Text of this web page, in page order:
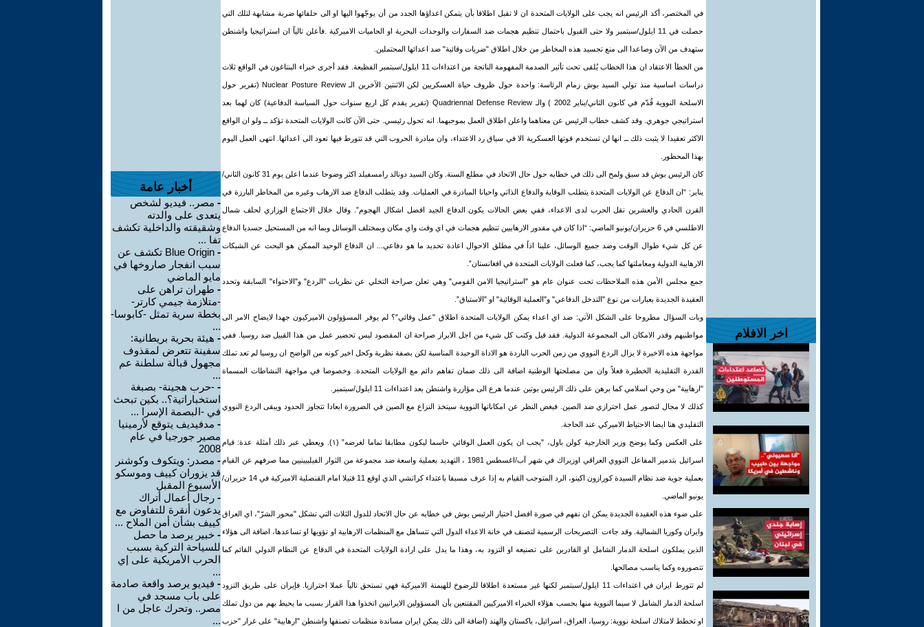
اخر الافلام
في المختصر، أكد الرئيس انه يجب على الولايات المتحدة ان لا تقبل اطلاقا بأن يتمكن اعداؤها الجدد من أن يوجّهوا اليها او الى حلفائها ضربة مشابهة لتلك التي
حصلت في 11 ايلول/سبتمبر ولا حتى القبول باحتمال تنظيم هجمات ضد السفارات والوحدات البحرية او الحاميات الاميركية .فأعلن تالياً ان استراتيجيا واشنطن
ستهدف من الآن وصاعدا الى منع تجسيد هذه المخاطر من خلال اطلاق "ضربات وقائية" ضد اعدائها المحتملين.
من الخطأ الاعتقاد ان هذا الخطاب يُلقى تحت تأثير الصدمة المفهومة الناتجة من اعتداءات 11 ايلول/سبتمبر الفظيعة. فقد أجرى خبراء البنتاغون في الواقع ثلاث
دراسات اساسية منذ تولي السيد بوش زمام الرئاسة: واحدة حول ظروف حياة العسكريين لكن الاثنتين الآخرين الـ Nuclear Posture Review (تقرير حول
الاسلحة النووية قُدّم في كانون الثاني/يناير 2002 ) والـ Quadriennal Defense Review (تقرير يقدم كل اربع سنوات حول السياسة الدفاعية) كان لهما بعد
استراتيجي جوهري. وقد كشف خطاب الرئيس عن معناهما واعلن اطلاق العمل بموجبهما. انه تحول رئيسي. حتى الآن كانت الولايات المتحدة تؤكد ــ ولو ان الواقع
الاكثر تعقيدا لا يثبت ذلك ــ انها لن تستخدم قوتها العسكرية الا في سياق رد الاعتداء، وان مبادرة الحروب التي قد تتورط فيها تعود الى اعدائها. انتهى العمل اليوم
بهذا المحظور.
كان الرئيس بوش قد سبق ولمح الى ذلك في خطابه حول حال الاتحاد في مطلع السنة. وكان السيد دونالد رامسفيلد اكثر وضوحا عندما اعلن يوم 31 كانون الثاني/
يناير: “ان الدفاع عن الولايات المتحدة يتطلب الوقاية والدفاع الذاتي واحيانا المبادرة في العمليات. وقد يتطلب الدفاع ضد الارهاب وغيره من المخاطر البارزة في
القرن الحادي والعشرين نقل الحرب لدى الاعداء، ففي بعض الحالات يكون الدفاع الجيد افضل اشكال الهجوم”. وقال خلال الاجتماع الوزاري لحلف شمال
الاطلسي في 6 حزيران/يونيو الماضي: “اذا كان في مقدور الارهابيين تنظيم هجمات في اي وقت واي مكان وبمختلف الوسائل وبما انه من المستحيل جسديا الدفاع
عن كل شيء طوال الوقت وضد جميع الوسائل، علينا اذاً في مطلق الاحوال اعادة تحديد ما هو دفاعي... ان الدفاع الوحيد الممكن هو البحث عن الشبكات
الارهابية الدولية ومعاملتها كما يجب، كما فعلت الولايات المتحدة في افغانستان”.
جمع مجلس الأمن هذه الملاحظات تحت عنوان عام هو "استراتيجيا الامن القومي" وهي تعلن صراحة التخلي عن نظريات "الردع" و"الاحتواء" السابقة وتحدد
العقيدة الجديدة بعبارات من نوع "التدخل الدفاعي" و"العملية الوقائية" او "الاستباق”.
وبات السؤال مطروحا على الشكل الآتي: ضد اي اعداء يمكن الولايات المتحدة اطلاق "عمل وقائي"؟ لم يوفر المسؤولون الاميركيون جهدا لايضاح الامر الى
مواطنيهم وقدر الامكان الى المجموعة الدولية. فقد قيل وكتب كل شيء من اجل الابراز صراحة ان المقصود ليس تحضير عمل من هذا القبيل ضد روسيا. ففي
مواجهة هذه الاخيرة لا يزال الردع النووي من زمن الحرب الباردة هو الاداة الوحيدة المناسبة لكن بصفة نظرية وكحل اخير كونه من الواضح ان روسيا لم تعد تملك
القدرة التقليدية الخطيرة فعلاً وان من مصلحتها الوطنية اضافة الى ذلك ضمان تفاهم دائم مع الولايات المتحدة. وخصوصا في مواجهة النشاطات المسماة
"ارهابية" من وحي اسلامي كما برهن على ذلك الرئيس بوتين عندما هرع الى مؤازرة واشنطن بعد اعتداءات 11 ايلول/سبتمبر.
كذلك لا مجال لتصور عمل احترازي ضد الصين. فبغض النظر عن امكاناتها النووية سيتخذ النزاع مع الصين في الضرورة ابعادا تتجاوز الحدود ويبقى الردع النووي
التقليدي هنا ايضا الاحتياط الاميركي عند الحاجة.
على العكس وكما يوضح وزير الخارجية كولن باول، "يجب ان يكون العمل الوقائي حاسما ليكون مطابقا تماما لغرضه” (١). ويعطي عبر ذلك أمثلة عدة: قيام
اسرائيل بتدمير المفاعل النووي العراقي اوزيراك في شهر آب/اغسطس 1981 ، التهديد بعملية واسعة ضد مجموعة من الثوار الفيليبينيين مما صرفهم عن القيام
بعملية جوية ضد نظام السيدة كورازون اكينو، الرد المتوجب القيام به إذا عرف مسبقا باعتداء كراتشي الذي اوقع 11 قتيلا امام القنصلية الاميركية في 14 حزيران/
يونيو الماضي.
على ضوء هذه العقيدة الجديدة يمكن ان نفهم في صورة افضل اختيار الرئيس بوش في خطابه عن حال الاتحاد للدول الثلاث التي تشكل "محور الشرّ"، اي العراق
وايران وكوريا الشمالية. وقد جاءت التصريحات الرسمية لتصنف في خانة الاعداء الدول التي تتساهل مع المنظمات الارهابية او تؤويها او تساعدها، اضافة الى هؤلاء
الذين يملكون اسلحة الدمار الشامل او القادرين على تصنيعه او التزود به، وهذا ما يدل على ارادة الولايات المتحدة في الدفاع عن النظام الدولي القائم كما
تتصوروه وكما يناسب مصالحها.
لم تتورط ايران في اعتداءات 11 ايلول/سبتمبر لكنها غير مستعدة اطلاقا للرضوخ للهيمنة الاميركية فهي تستحق تالياً عملا احترازيا. فإيران على طريق التزود
اسلحة الدمار الشامل لا سيما النووية منها بحسب هؤلاء الخبراء الاميركيين المقتنعين بأن المسؤولين الايرانيين اتخذوا هذا القرار بسبب ما يحيط بهم من دول تملك
او تخطط لامتلاك اسلحة نووية: روسيا، العراق، اسرائيل، باكستان والهند (اضافة الى ذلك يمكن ايران مساندة منظمات تصنفها واشنطن "ارهابية" على غرار "حزب
أخبار عامة
- مصر.. فيديو لشخص
يتعدى على والدته
وشقيقته والداخلية تكشف
تفا ...
-
Blue Origin تكشف عن
سبب انفجار صاروخها في
مايو الماضي
- طهران تراهن على
-متلازمة جيمي كارتر-
بخطة سرية تمثل -كابوسا-
...
- هيئة بحرية بريطانية:
سفينة تتعرض لمقذوف
مجهول قبالة سلطنة عم
...
- -حرب هجينة- بصبغة
استخباراتية؟.. بكين تبحث
في -البصمة الإسرا ...
- مدفيديف يتوقع لأرمينيا
مصير جورجيا في عام
2008
- مصدر: ويتكوف وكوشنر
قد يزوران كييف وموسكو
الأسبوع المقبل
- رجال أعمال أتراك
يدعون أنقرة للتفاوض مع
كييف بشأن أمن الملاح ...
- خبير يرصد ما حصل
للسياحة التركية بسبب
الحرب الأمريكية على إي
...
- فيديو يرصد واقعة صادمة
على باب مسجد في
مصر.. وتحرك عاجل من ا
...